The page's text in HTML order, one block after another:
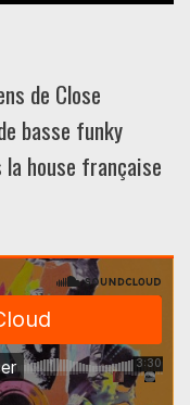
de Close
basse funky
house française